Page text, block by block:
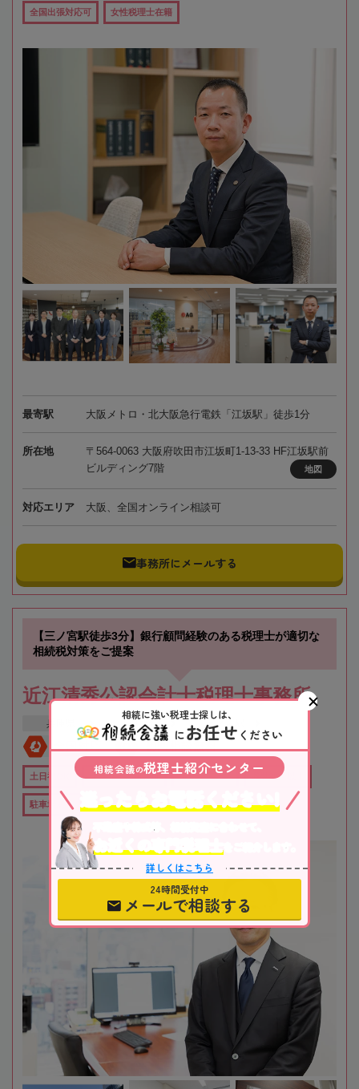
全国出張対応可 女性税理士在籍
最寄駅 大阪メトロ・北大阪急行電鉄「江坂駅」徒歩1分
所在地
〒564-0063 大阪府吹田市江坂町1-13-33 HF江坂駅前
ビルディング7階
地図
対応エリア 大阪、全国オンライン相談可
事務所にメールする
【三ノ宮駅徒歩3分】銀行顧問経験のある税理士が適切な
相続税対策をご提案
近江清秀公認会計士税理士事務所
兵庫県 神戸市 三ノ宮駅
全国対応 初回相談無料
土日祝OK オンライン相談可 役所から近い 職歴20年以上
駐車場あり
相続に強い税理士探しは、
にお任せ ください
相続会議の税理士紹介センター
不動産や株式等、相続資産に合わせて、
お近くの専門税理士
をご紹介します。
詳しくはこちら
24時間受付中
メールで相談する